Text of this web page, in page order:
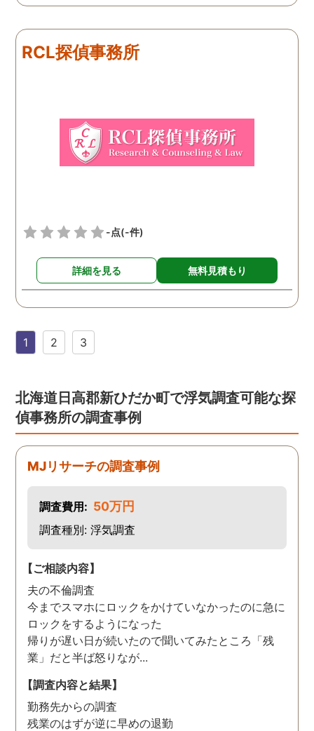
れ、私は一度相談してみま
に見積もりをもらったとこ
ろ、それほど財布への負担
複雑ですが感謝していま
もう大丈夫かと思います
RCL探偵事務所
-点(-件)
詳細を見る 無料見積もり
1 2 3
北海道日高郡新ひだか町で浮気調査可能な探
偵事務所の調査事例
MJリサーチの調査事例
調査費用: 50万円
調査種別: 浮気調査
【ご相談内容】
夫の不倫調査
今までスマホにロックをかけていなかったのに急に
ロックをするようになった
帰りが遅い日が続いたので聞いてみたところ「残
業」だと半ば怒りなが...
【調査内容と結果】
勤務先からの調査
残業のはずが逆に早めの退勤